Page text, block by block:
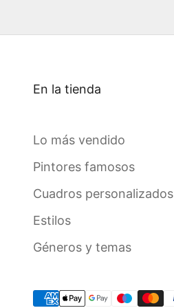
En la tienda
Lo más vendido
Pintores famosos
Cuadros personalizados
Estilos
Géneros y temas